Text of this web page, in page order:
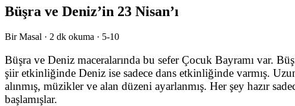
Büşra ve Deniz’in 23 Nisan’ı
Bir Masal · 2 dk okuma · 5-10
Büşra ve Deniz maceralarında bu sefer Çocuk Bayramı var.
şiir etkinliğinde Deniz ise sadece dans etkinliğinde varmış.
alınmış, müzikler ve alan düzeni ayarlanmış. Her şey hazır
başlamışlar.